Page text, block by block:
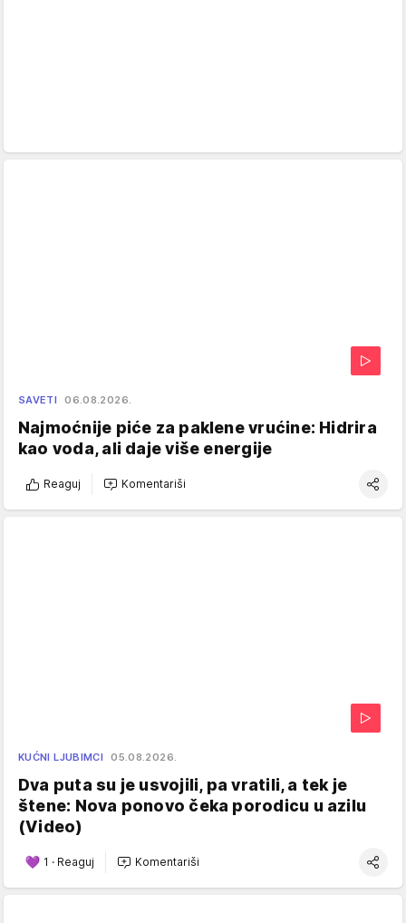
SAVETI 06.08.2026.
Najmoćnije piće za paklene vrućine: Hidrira
kao voda, ali daje više energije
Reaguj Komentariši
KUĆNI LJUBIMCI 05.08.2026.
Dva puta su je usvojili, pa vratili, a tek je
štene: Nova ponovo čeka porodicu u azilu
(Video)
1 · Reaguj Komentariši